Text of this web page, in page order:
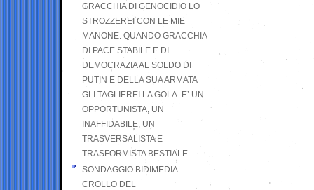
GRACCHIA DI GENOCIDIO LO
STROZZEREI CON LE MIE
MANONE. QUANDO GRACCHIA
DI PACE STABILE E DI
DEMOCRAZIA AL SOLDO DI
PUTIN E DELLA SUA ARMATA
GLI TAGLIEREI LA GOLA: E’ UN
OPPORTUNISTA, UN
INAFFIDABILE, UN
TRASVERSALISTA E
TRASFORMISTA BESTIALE.
SONDAGGIO BIDIMEDIA:
CROLLO DEL